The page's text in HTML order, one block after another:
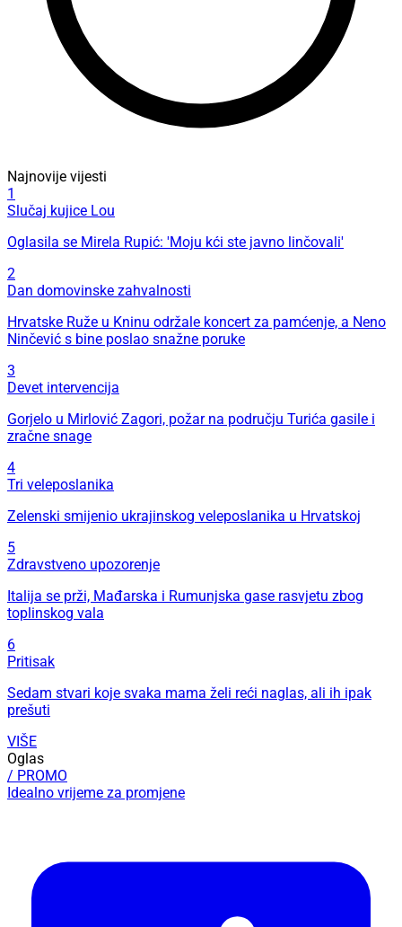
Najnovije vijesti
1
Slučaj kujice Lou
Oglasila se Mirela Rupić: 'Moju kći ste javno linčovali'
2
Dan domovinske zahvalnosti
Hrvatske Ruže u Kninu održale koncert za pamćenje, a Neno
Ninčević s bine poslao snažne poruke
3
Devet intervencija
Gorjelo u Mirlović Zagori, požar na području Turića gasile i
zračne snage
4
Tri veleposlanika
Zelenski smijenio ukrajinskog veleposlanika u Hrvatskoj
5
Zdravstveno upozorenje
Italija se prži, Mađarska i Rumunjska gase rasvjetu zbog
toplinskog vala
6
Pritisak
Sedam stvari koje svaka mama želi reći naglas, ali ih ipak
prešuti
VIŠE
Oglas
/ PROMO
Idealno vrijeme za promjene